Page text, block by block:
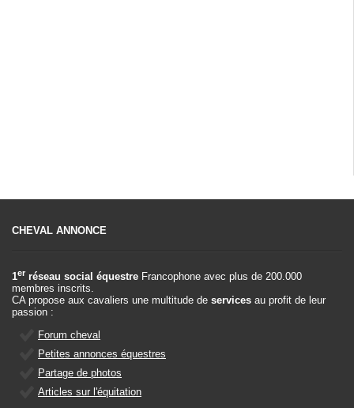
CHEVAL ANNONCE
1er réseau social équestre Francophone avec plus de 200.000
membres inscrits.
CA propose aux cavaliers une multitude de services au profit de leur
passion :
Forum cheval
Petites annonces équestres
Partage de photos
Articles sur l'équitation